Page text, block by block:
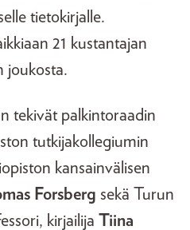
tietokirjalle.
21 kustantajan
joukosta.
tekivät palkintoraadin
tutkijakollegiumin
kansainvälisen
Forsberg sekä Turun
kirjailija Tiina